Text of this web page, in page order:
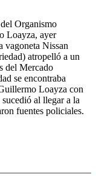
Organismo
Loayza, ayer
vagoneta Nissan
atropelló a un
del Mercado
se encontraba
Loayza con
al llegar a la
fuentes policiales.